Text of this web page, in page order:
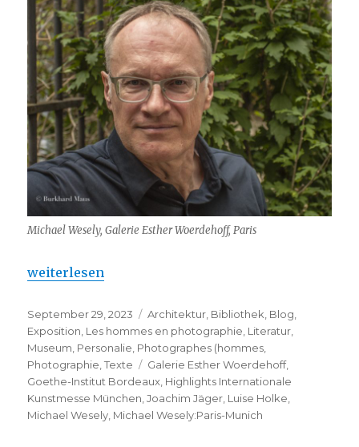
Michael Wesely, Galerie Esther Woerdehoff, Paris
„Michael Wesely : Paris – Munich“
weiterlesen
Veröffentlicht
am
September 29, 2023 Kategorien
Architektur Bibliothek Blog
Exposition Les hommes en photographie Literatur
Museum Personalie Photographes (hommes
Photographie ,Texte Schlagwörter
Galerie Esther Woerdehoff,
Goethe-Institut Bordeaux Highlights Internationale
Kunstmesse München ,Joachim Jäger Luise Holke
Michael Wesely Michael Wesely:Paris-Munich